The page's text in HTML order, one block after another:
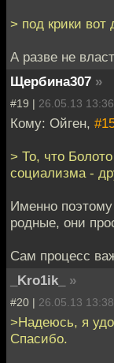
> под крики вот
А разве не
Щербина307 »
#19 | 26.05.13 13:36
Кому: Ойген,
> То, что
социализма -
Именно поэтому
родные, они
Сам процесс
_Kro1ik_
»
#20 | 26.05.13 13:38
>Надеюсь, я
Спасибо.